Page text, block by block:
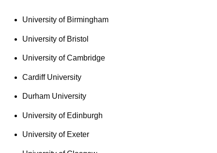
University of Birmingham
University of Bristol
University of Cambridge
Cardiff University
Durham University
University of Edinburgh
University of Exeter